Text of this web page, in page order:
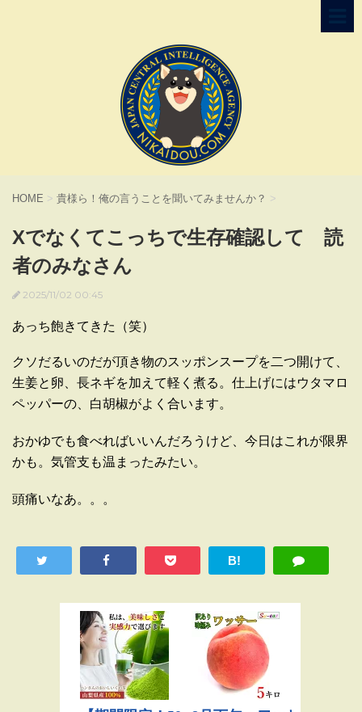
HOME > 貴様ら！俺の言うことを聞いてみませんか？ >
Xでなくてこっちで生存確認して 読
者のみなさん
2025/11/02 00:45
あっち飽きてきた（笑）
クソだるいのだが頂き物のスッポンスープを二つ開けて、
生姜と卵、長ネギを加えて軽く煮る。仕上げにはウタマロ
ペッパーの、白胡椒がよく合います。
おかゆでも食べればいいんだろうけど、今日はこれが限界
かも。気管支も温まったみたい。
頭痛いなあ。。。
B!